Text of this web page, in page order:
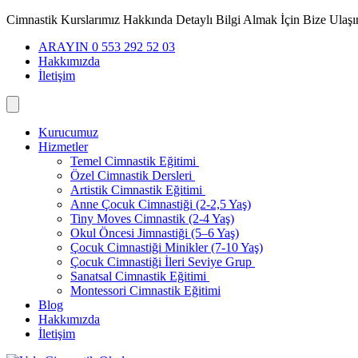
İçeriğe
Cimnastik Kurslarımız Hakkında Detaylı Bilgi Almak İçin Bize
ARAYIN 0 553 292 52 03
Hakkımızda
İletişim
Kurucumuz
Hizmetler
Temel Cimnastik Eğitimi
Özel Cimnastik Dersleri
Artistik Cimnastik Eğitimi
Anne Çocuk Cimnastiği (2-2,5 Yaş)
Tiny Moves Cimnastik (2-4 Yaş)
Okul Öncesi Jimnastiği (5–6 Yaş)
Çocuk Cimnastiği Minikler (7-10 Yaş)
Çocuk Cimnastiği İleri Seviye Grup
Sanatsal Cimnastik Eğitimi
Montessori Cimnastik Eğitimi
Blog
Hakkımızda
İletişim